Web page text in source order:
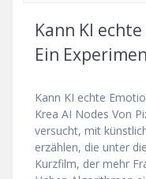
Kann KI
Ein
Kann KI echte
Krea AI Nodes Von
versucht, mit
erzählen, die unter
Kurzfilm, der mehr